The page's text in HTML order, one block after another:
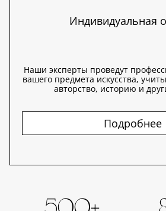
Индивидуальная
Наши эксперты проведут
вашего предмета искусства,
авторство, историю и
Подробнее